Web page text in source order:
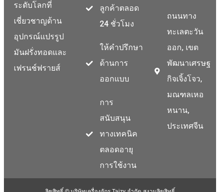
ระดับโลกที่
เชี่ยวชาญด้าน
อุปกรณ์แปรรูป
มันฝรั่งทอดและ
เฟรนช์ฟรายส์
ลูกค้าตลอด
24 ชั่วโมง
ให้คำปรึกษา
ด้านการ
ออกแบบ
การ
สนับสนุน
ทางเทคนิค
ตลอดอายุ
การใช้งาน
ถนนทาง
ทะเลตะวัน
ออก, เขต
พัฒนาเศรษฐ
กิจเจิ้งโจว,
มณฑลเหอ
หนาน,
ประเทศจีน
Russian
Hindi
Greek
Indonesian